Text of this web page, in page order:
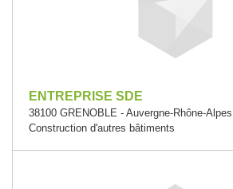
ENTREPRISE SDE
38100 GRENOBLE - Auvergne-Rhône-Alpes
Construction d'autres bâtiments